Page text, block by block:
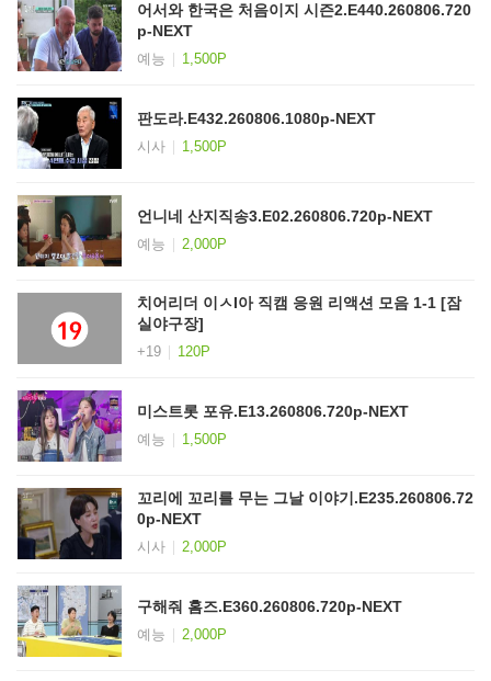
어서와 한국은 처음이지 시즌2.E440.260806.720
p-NEXT
예능 1,500P
판도라.E432.260806.1080p-NEXT
시사 1,500P
언니네 산지직송3.E02.260806.720p-NEXT
예능 2,000P
치어리더 이ㅅI아 직캠 응원 리액션 모음 1-1 [잠
실야구장]
+19 120P
미스트롯 포유.E13.260806.720p-NEXT
예능 1,500P
꼬리에 꼬리를 무는 그날 이야기.E235.260806.72
0p-NEXT
시사 2,000P
구해줘 홈즈.E360.260806.720p-NEXT
예능 2,000P